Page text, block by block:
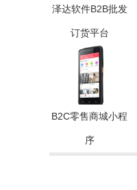
泽达软件B2B批发
订货平台
B2C零售商城小程
序